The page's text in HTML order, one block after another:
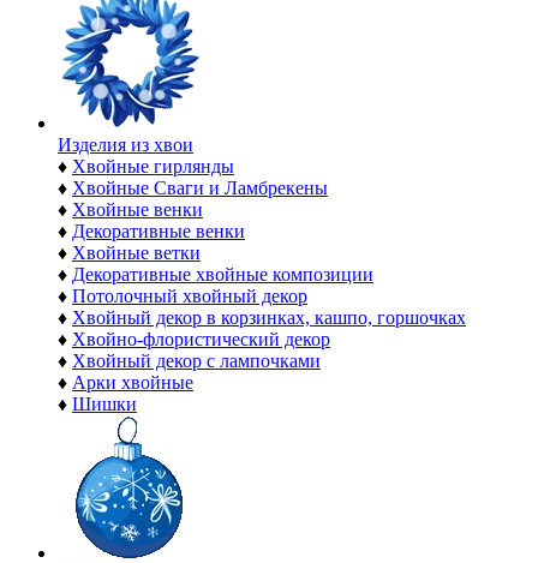
Изделия из хвои
♦ Хвойные гирлянды
♦ Хвойные Сваги и Ламбрекены
♦ Хвойные венки
♦ Декоративные венки
♦ Хвойные ветки
♦ Декоративные хвойные композиции
♦ Потолочный хвойный декор
♦ Хвойный декор в корзинках, кашпо, горшочках
♦ Хвойно-флористический декор
♦ Хвойный декор с лампочками
♦ Арки хвойные
♦ Шишки